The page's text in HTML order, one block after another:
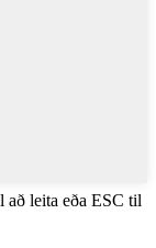
að leita eða ESC til